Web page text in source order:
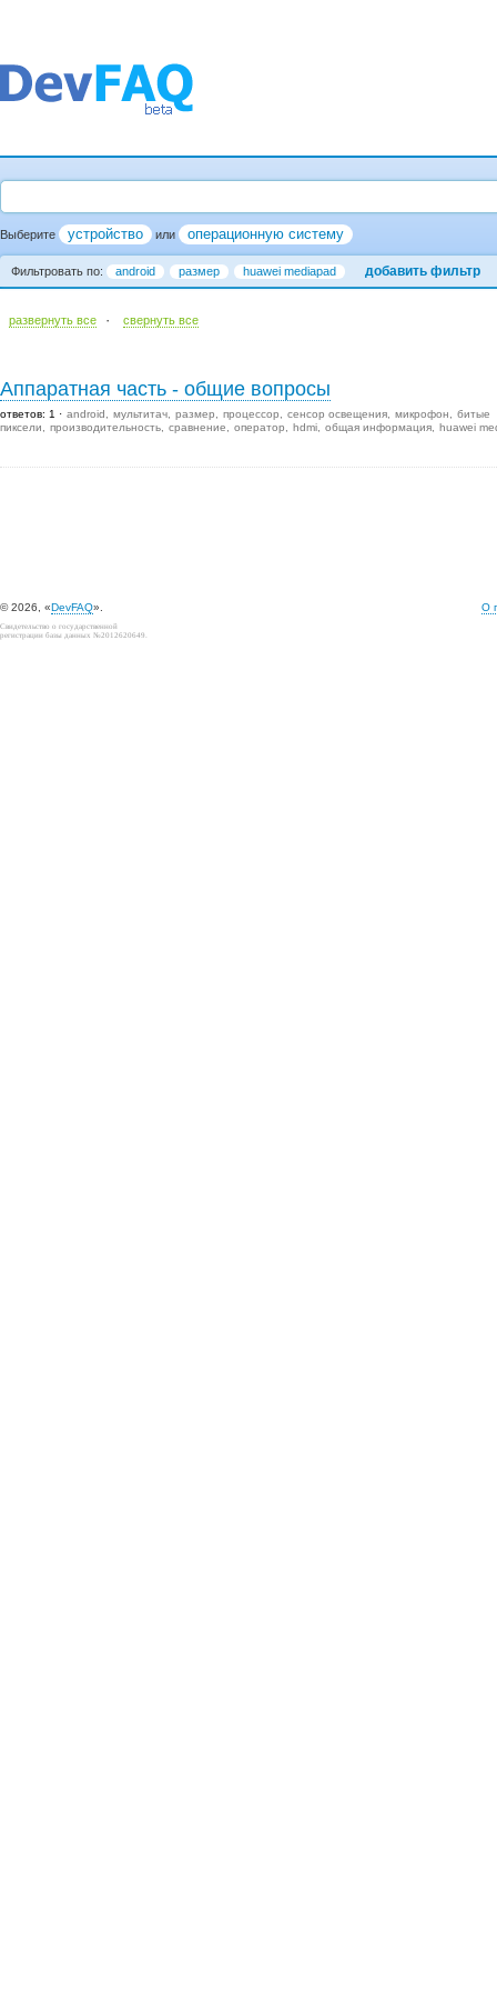
Выберите устройство или операционную систему
Фильтровать по: android размер huawei mediapad добавить фильтр
развернуть все · cвернуть все
Аппаратная часть - общие вопросы
ответов: 1 android мультитач размер процессор сенсор освещения микрофон
битые
пиксели
производительность сравнение оператор hdmi общая информация huawei
© 2026, «DevFAQ». О
Свидетельство о государственной
регистрации базы данных №2012620649.